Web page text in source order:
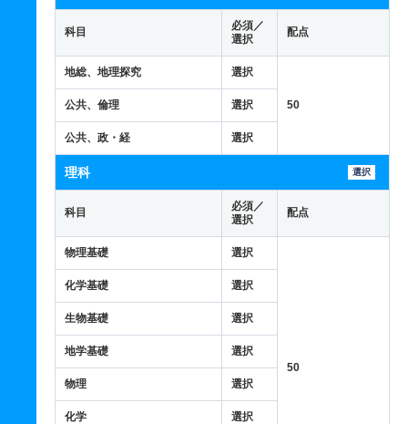
科目
必須／
選択
配点
地総、地理探究 選択
50
公共、倫理 選択
公共、政・経 選択
理科 選択
科目
必須／
選択
配点
物理基礎 選択
50
化学基礎 選択
生物基礎 選択
地学基礎 選択
物理 選択
化学 選択